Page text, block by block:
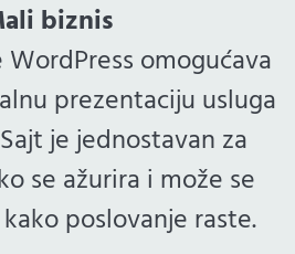
biznis
omogućava
prezentaciju usluga
je jednostavan za
se ažurira i može se
poslovanje raste.